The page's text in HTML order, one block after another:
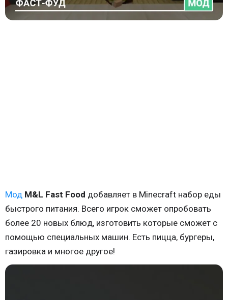
Мод M&L Fast Food добавляет в Minecraft набор еды
быстрого питания. Всего игрок сможет опробовать
более 20 новых блюд, изготовить которые сможет с
помощью специальных машин. Есть пицца, бургеры,
газировка и многое другое!